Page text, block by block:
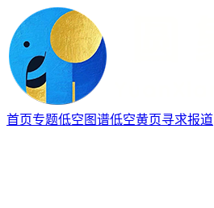
首页专题低空图谱低空黄页寻求报道